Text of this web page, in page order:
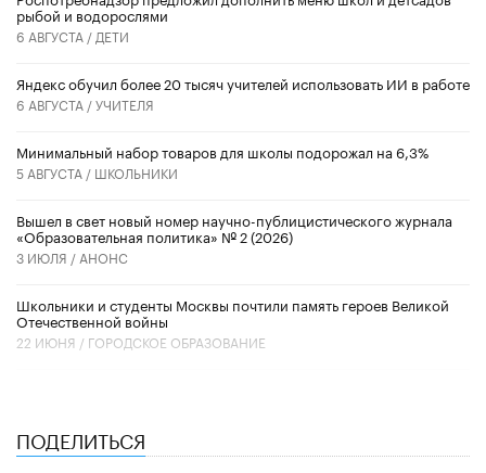
рыбой и водорослями
6 АВГУСТА / ДЕТИ
​Яндекс обучил более 20 тысяч учителей использовать ИИ в работе
6 АВГУСТА /УЧИТЕЛЯ
Минимальный набор товаров для школы подорожал на 6,3%
5 АВГУСТА / ШКОЛЬНИКИ
Вышел в свет новый номер научно-публицистического журнала
«Образовательная политика» № 2 (2026)
3 ИЮЛЯ / АНОНС
Школьники и студенты Москвы почтили память героев Великой
Отечественной войны
22 ИЮНЯ / ГОРОДСКОЕ ОБРАЗОВАНИЕ
ПОДЕЛИТЬСЯ